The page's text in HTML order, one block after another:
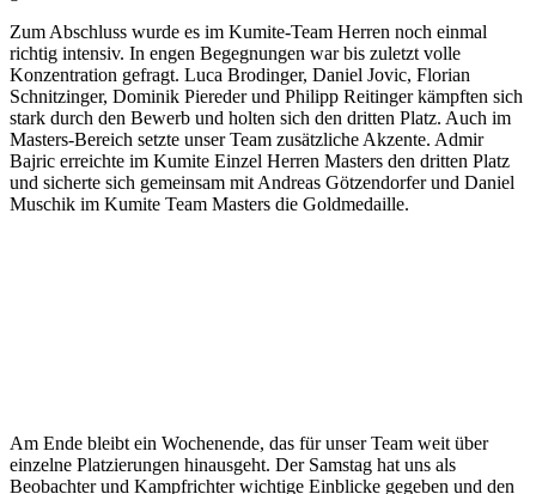
Zum Abschluss wurde es im Kumite-Team Herren noch einmal
richtig intensiv. In engen Begegnungen war bis zuletzt volle
Konzentration gefragt. Luca Brodinger, Daniel Jovic, Florian
Schnitzinger, Dominik Piereder und Philipp Reitinger kämpften sich
stark durch den Bewerb und holten sich den dritten Platz. Auch im
Masters-Bereich setzte unser Team zusätzliche Akzente. Admir
Bajric erreichte im Kumite Einzel Herren Masters den dritten Platz
und sicherte sich gemeinsam mit Andreas Götzendorfer und Daniel
Muschik im Kumite Team Masters die Goldmedaille.
Am Ende bleibt ein Wochenende, das für unser Team weit über
einzelne Platzierungen hinausgeht. Der Samstag hat uns als
Beobachter und Kampfrichter wichtige Einblicke gegeben und den